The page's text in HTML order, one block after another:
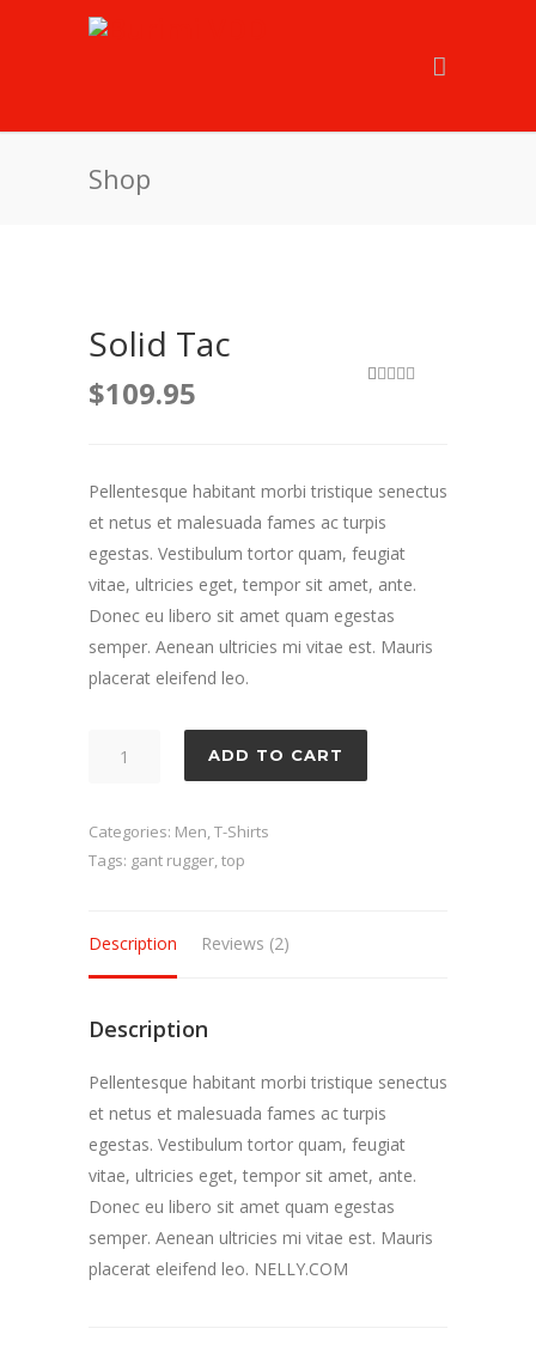
Shop
Solid Tac
$109.95
Pellentesque habitant morbi tristique senectus
et netus et malesuada fames ac turpis
egestas. Vestibulum tortor quam, feugiat
vitae, ultricies eget, tempor sit amet, ante.
Donec eu libero sit amet quam egestas
semper. Aenean ultricies mi vitae est. Mauris
placerat eleifend leo.
ADD TO CART
Categories: Men,T-Shirts
Tags: gant rugger,top
Description Reviews (2)
Description
Pellentesque habitant morbi tristique senectus
et netus et malesuada fames ac turpis
egestas. Vestibulum tortor quam, feugiat
vitae, ultricies eget, tempor sit amet, ante.
Donec eu libero sit amet quam egestas
semper. Aenean ultricies mi vitae est. Mauris
placerat eleifend leo. NELLY.COM